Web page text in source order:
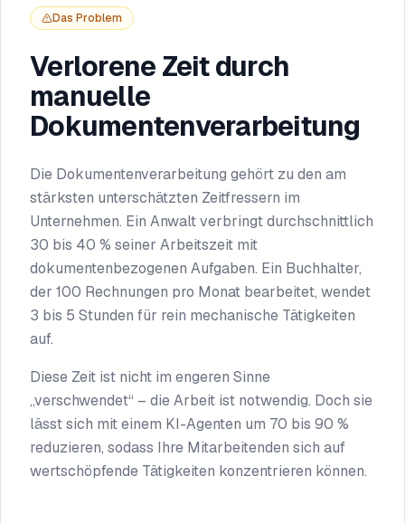
Das Problem
Verlorene Zeit durch
manuelle
Dokumentenverarbeitung
Die Dokumentenverarbeitung gehört zu den am
stärksten unterschätzten Zeitfressern im
Unternehmen. Ein Anwalt verbringt durchschnittlich
30 bis 40 % seiner Arbeitszeit mit
dokumentenbezogenen Aufgaben. Ein Buchhalter,
der 100 Rechnungen pro Monat bearbeitet, wendet
3 bis 5 Stunden für rein mechanische Tätigkeiten
auf.
Diese Zeit ist nicht im engeren Sinne
„verschwendet“ – die Arbeit ist notwendig. Doch sie
lässt sich mit einem KI-Agenten um 70 bis 90 %
reduzieren, sodass Ihre Mitarbeitenden sich auf
wertschöpfende Tätigkeiten konzentrieren können.